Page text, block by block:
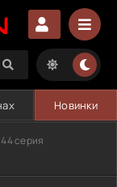
Новинки
44 серия